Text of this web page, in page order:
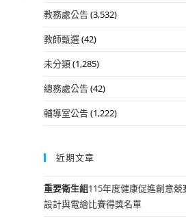
教務處公告(3,532)
教師甄選(42)
未分類(1,285)
總務處公告(42)
輔導室公告(1,222)
近期文章
重要衛生組115年度健康促進創意
設計與電繪比賽得獎名單